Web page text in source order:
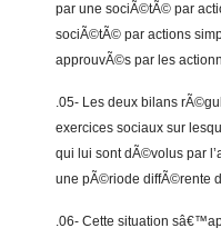
par une sociÃ©tÃ© par
sociÃ©tÃ© par actions
approuvÃ©s par les
.05- Les deux bilans
exercices sociaux sur
qui lui sont dÃ©volus par
une pÃ©riode diffÃ©rente
.06- Cette situation